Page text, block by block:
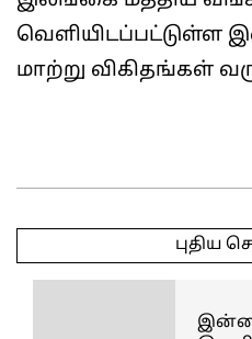
மாற்று விகிதங்கள்
04-
புதிய